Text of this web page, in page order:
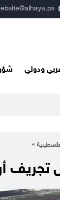
ودولي
»
تجريف